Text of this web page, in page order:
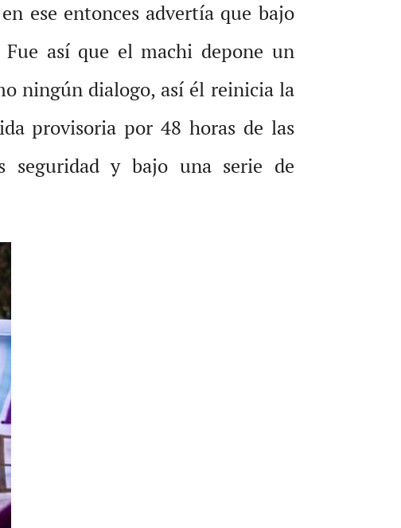
ese entonces advertía que bajo
así que el machi depone un
ningún dialogo, así él reinicia la
provisoria por 48 horas de las
seguridad y bajo una serie de